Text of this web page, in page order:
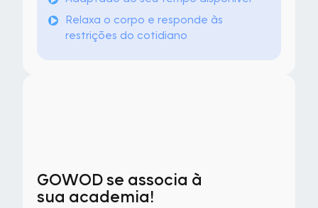
Relaxa o corpo e responde às
restrições do cotidiano
GOWOD se associa à
sua academia!